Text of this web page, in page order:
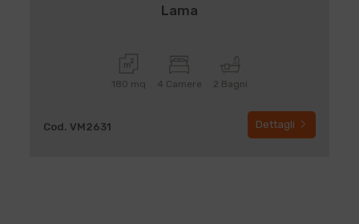
Lama
180 mq 4 Camere 2 Bagni
Cod. VM2631 Dettagli